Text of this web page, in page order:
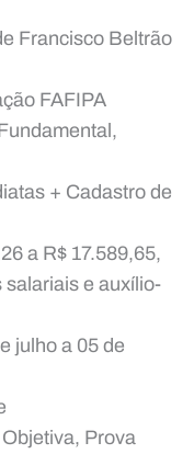
Francisco Beltrão
FAFIPA
+ Cadastro de
a R$ 17.589,65,
e auxílio-
julho a 05 de
Prova